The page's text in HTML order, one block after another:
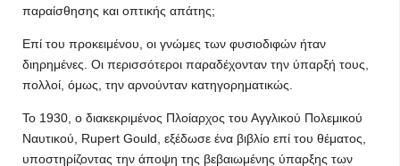
παραίσθησης και οπτικής απάτης;
Επί του προκειμένου, οι γνώμες των φυσιοδιφών ήταν
διηρημένες. Οι περισσότεροι παραδέχονταν την ύπαρξή τους,
πολλοί, όμως, την αρνούνταν κατηγορηματικώς.
Το 1930, ο διακεκριμένος Πλοίαρχος του Αγγλικού Πολεμικού
Ναυτικού, Rupert Gould, εξέδωσε ένα βιβλίο επί του θέματος,
υποστηρίζοντας την άποψη της βεβαιωμένης ύπαρξης των